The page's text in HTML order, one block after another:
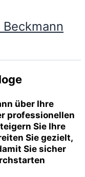
über Ihre
professionellen
Sie Ihre
Sie gezielt,
Sie sicher